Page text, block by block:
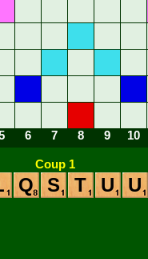
6 7 8 9 10
Coup 1
Q S T U U